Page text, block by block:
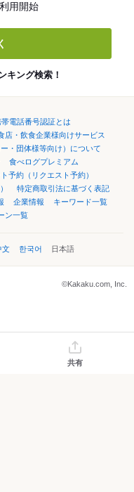
用開始
キング検索！
帯電話番号認証とは
店・飲食企業様向けサービス
・団体様等向け）について
食べログプレミアム
予約（リクエスト予約）
特定商取引法に基づく表記
企業情報
キーワード一覧
ン一覧
文 한국어 日本語
©Kakaku.com, Inc.
共有